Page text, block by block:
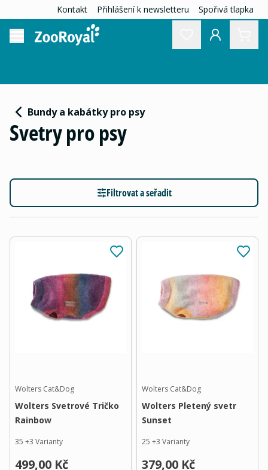
Kontakt Přihlášení k newsletteru Spořivá tlapka
Bundy a kabátky pro psy
Svetry pro psy
Filtrovat a seřadit
Wolters Cat&Dog
Wolters Svetrové Tričko
Rainbow
35 +3 Varianty
499,00 Kč
Wolters Cat&Dog
Wolters Pletený svetr
Sunset
25 +3 Varianty
379,00 Kč